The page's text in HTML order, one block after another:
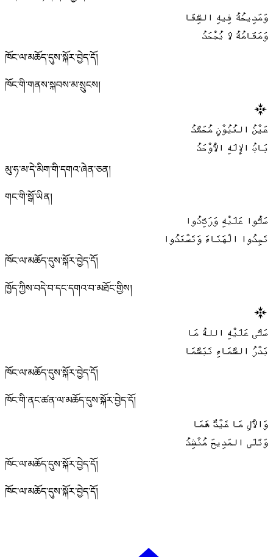
وَمَدِيحُهُ فِيهِ الشِّفَا
وَمَقَامُهُ لَا يُجْحَدُ
ཁོང་ལ་མཆོད་དུས་སྐོར་བྱེད་དོ།
ཁོང་གི་གནས་སྐབས་མ་སྲུངས།
عَيْنُ العُيُوْنِ مُحَمَّدُ
بَابُ الإِلَهِ الْأوْحَدُ
མུ་ཧ་མ་དེ་མིག་གི་དགའ་ཞེན་ཅན།
གང་གི་སྒོ་ཡིན།
صَلُّوا عَلَيْهِ وَرَدِّدُوا
تَجِدُوا الْهَنَاءَ وَتَسْعَدُوا
ཁོང་ལ་མཆོད་དུས་སྐོར་བྱེད་དོ།
ཁྱོད་ཀྱིས་བདེ་བ་དང་དགའ་བ་མཐོང་གྱིས།
صَلَّى عَلَيْهِ اللهُ مَا
بَدْرُ السَّمَاءِ تَبَسَّمَا
ཁོང་ལ་མཆོད་དུས་སྐོར་བྱེད་དོ།
ཁོང་གི་ནང་ཚན་ལ་མཆོད་དུས་སྐོར་བྱེད་དོ།
وَالْآلِ مَا غَيْثٌ هَمَا
وَتَلَى المَدِيحَ مُنْشِدُ
ཁོང་ལ་མཆོད་དུས་སྐོར་བྱེད་དོ།
ཁོང་ལ་མཆོད་དུས་སྐོར་བྱེད་དོ།